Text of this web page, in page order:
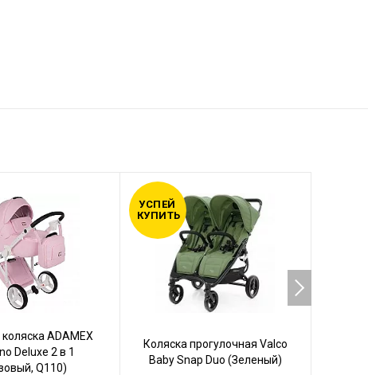
ADAMEX
Deluxe 2 в 1
Q110)
Коляска прогулочная Valco
Baby Snap Duo (Зеленый)
УСПЕЙ
КУПИТЬ